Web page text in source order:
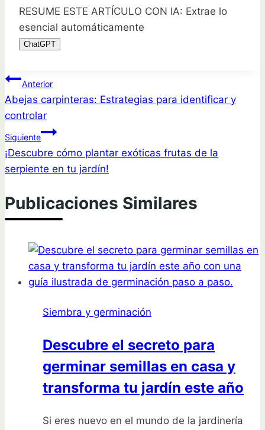
RESUME ESTE ARTÍCULO CON IA: Extrae lo
esencial automáticamente
ChatGPT
Navegación
de
entradas
Anterior
Abejas carpinteras: Estrategias para identificar y
controlar
Siguiente
¡Descubre cómo plantar exóticas frutas de la
serpiente en tu jardín!
Publicaciones Similares
Siembra y germinación
Descubre el secreto para
germinar semillas en casa y
transforma tu jardín este año
Si eres nuevo en el mundo de la jardinería